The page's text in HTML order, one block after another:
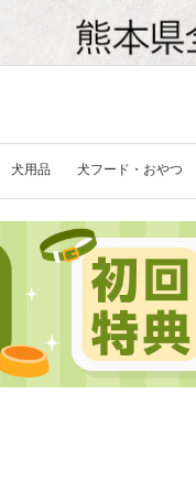
犬用品 犬フード・おやつ